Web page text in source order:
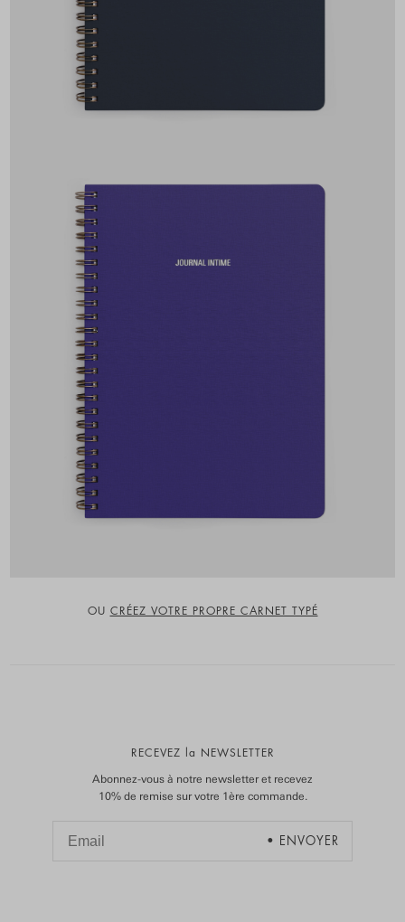
OU CRÉEZ VOTRE PROPRE CARNET TYPÉ
RECEVEZ la NEWSLETTER
Abonnez-vous à notre newsletter et recevez
10% de remise sur votre 1ère commande.